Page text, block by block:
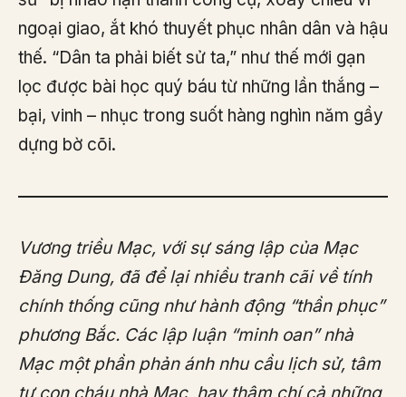
ngoại giao, ắt khó thuyết phục nhân dân và hậu
thế. “Dân ta phải biết sử ta,” như thế mới gạn
lọc được bài học quý báu từ những lần thắng –
bại, vinh – nhục trong suốt hàng nghìn năm gầy
dựng bờ cõi.
Vương triều Mạc, với sự sáng lập của Mạc
Đăng Dung, đã để lại nhiều tranh cãi về tính
chính thống cũng như hành động “thần phục”
phương Bắc. Các lập luận “minh oan” nhà
Mạc một phần phản ánh nhu cầu lịch sử, tâm